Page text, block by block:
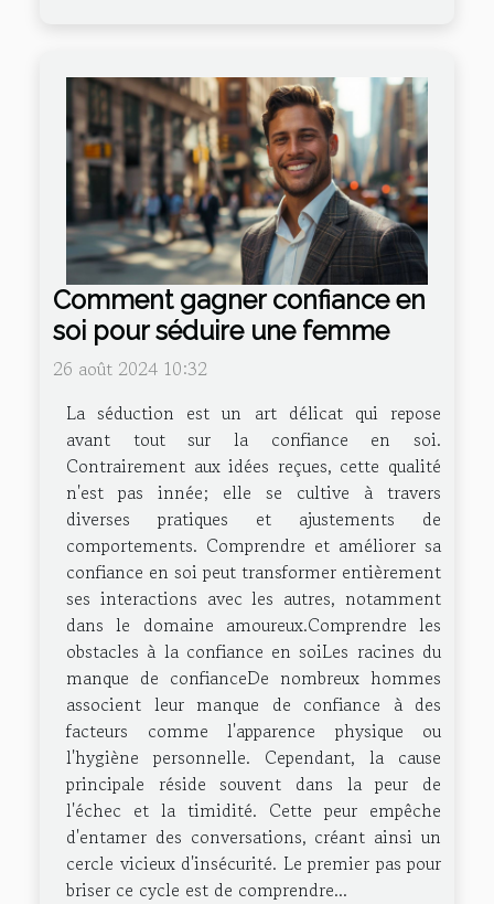
Comment gagner confiance en
soi pour séduire une femme
26 août 2024 10:32
La séduction est un art délicat qui repose
avant tout sur la confiance en soi.
Contrairement aux idées reçues, cette qualité
n'est pas innée; elle se cultive à travers
diverses pratiques et ajustements de
comportements. Comprendre et améliorer sa
confiance en soi peut transformer entièrement
ses interactions avec les autres, notamment
dans le domaine amoureux.Comprendre les
obstacles à la confiance en soiLes racines du
manque de confianceDe nombreux hommes
associent leur manque de confiance à des
facteurs comme l'apparence physique ou
l'hygiène personnelle. Cependant, la cause
principale réside souvent dans la peur de
l'échec et la timidité. Cette peur empêche
d'entamer des conversations, créant ainsi un
cercle vicieux d'insécurité. Le premier pas pour
briser ce cycle est de comprendre...